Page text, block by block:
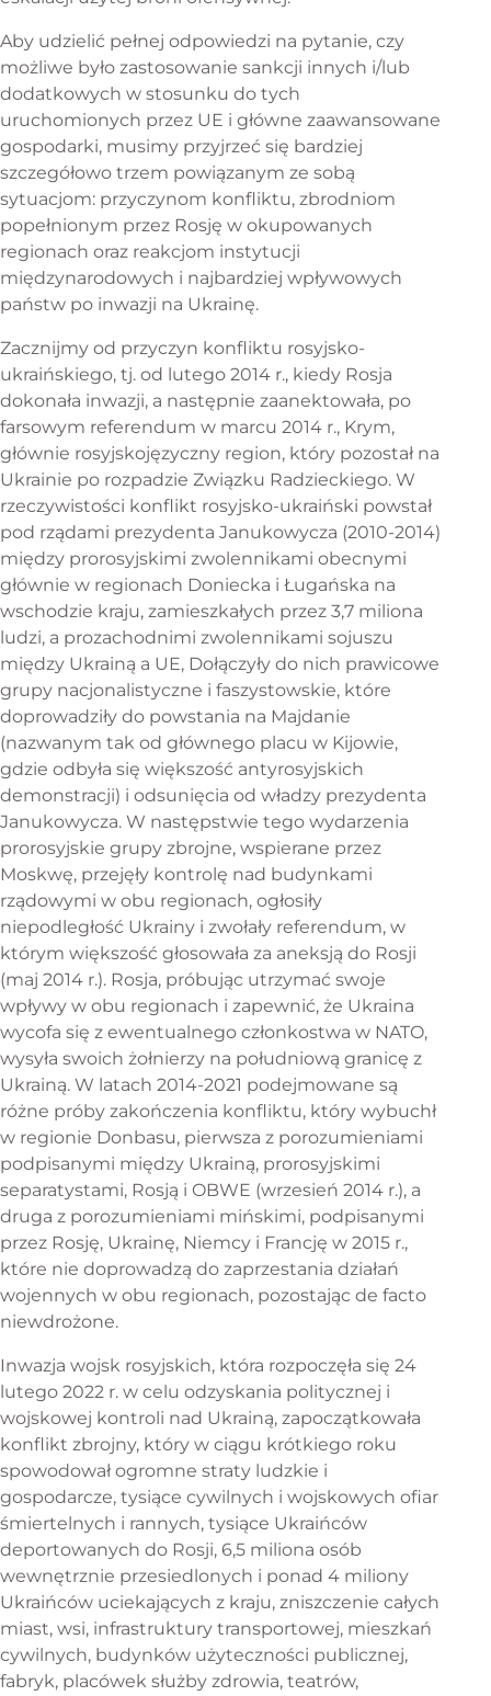
Aby udzielić pełnej odpowiedzi na pytanie, czy
możliwe było zastosowanie sankcji innych i/lub
dodatkowych w stosunku do tych
uruchomionych przez UE i główne zaawansowane
gospodarki, musimy przyjrzeć się bardziej
szczegółowo trzem powiązanym ze sobą
sytuacjom: przyczynom konfliktu, zbrodniom
popełnionym przez Rosję w okupowanych
regionach oraz reakcjom instytucji
międzynarodowych i najbardziej wpływowych
państw po inwazji na Ukrainę.
Zacznijmy od przyczyn konfliktu rosyjsko-
ukraińskiego, tj. od lutego 2014 r., kiedy Rosja
dokonała inwazji, a następnie zaanektowała, po
farsowym referendum w marcu 2014 r., Krym,
głównie rosyjskojęzyczny region, który pozostał na
Ukrainie po rozpadzie Związku Radzieckiego. W
rzeczywistości konflikt rosyjsko-ukraiński powstał
pod rządami prezydenta Janukowycza (2010-2014)
między prorosyjskimi zwolennikami obecnymi
głównie w regionach Doniecka i Ługańska na
wschodzie kraju, zamieszkałych przez 3,7 miliona
ludzi, a prozachodnimi zwolennikami sojuszu
między Ukrainą a UE, Dołączyły do nich prawicowe
grupy nacjonalistyczne i faszystowskie, które
doprowadziły do powstania na Majdanie
(nazwanym tak od głównego placu w Kijowie,
gdzie odbyła się większość antyrosyjskich
demonstracji) i odsunięcia od władzy prezydenta
Janukowycza. W następstwie tego wydarzenia
prorosyjskie grupy zbrojne, wspierane przez
Moskwę, przejęły kontrolę nad budynkami
rządowymi w obu regionach, ogłosiły
niepodległość Ukrainy i zwołały referendum, w
którym większość głosowała za aneksją do Rosji
(maj 2014 r.). Rosja, próbując utrzymać swoje
wpływy w obu regionach i zapewnić, że Ukraina
wycofa się z ewentualnego członkostwa w NATO,
wysyła swoich żołnierzy na południową granicę z
Ukrainą. W latach 2014-2021 podejmowane są
różne próby zakończenia konfliktu, który wybuchł
w regionie Donbasu, pierwsza z porozumieniami
podpisanymi między Ukrainą, prorosyjskimi
separatystami, Rosją i OBWE (wrzesień 2014 r.), a
druga z porozumieniami mińskimi, podpisanymi
przez Rosję, Ukrainę, Niemcy i Francję w 2015 r.,
które nie doprowadzą do zaprzestania działań
wojennych w obu regionach, pozostając de facto
niewdrożone.
Inwazja wojsk rosyjskich, która rozpoczęła się 24
lutego 2022 r. w celu odzyskania politycznej i
wojskowej kontroli nad Ukrainą, zapoczątkowała
konflikt zbrojny, który w ciągu krótkiego roku
spowodował ogromne straty ludzkie i
gospodarcze, tysiące cywilnych i wojskowych ofiar
śmiertelnych i rannych, tysiące Ukraińców
deportowanych do Rosji, 6,5 miliona osób
wewnętrznie przesiedlonych i ponad 4 miliony
Ukraińców uciekających z kraju, zniszczenie całych
miast, wsi, infrastruktury transportowej, mieszkań
cywilnych, budynków użyteczności publicznej,
fabryk, placówek służby zdrowia, teatrów,